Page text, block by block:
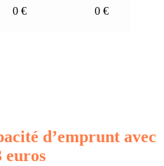
0 € 0 €
d’emprunt avec
euros